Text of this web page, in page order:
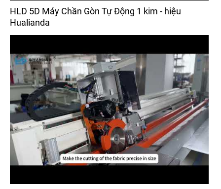
HLD 5D Máy Chần Gòn Tự Động 1 kim - hiệu
Hualianda